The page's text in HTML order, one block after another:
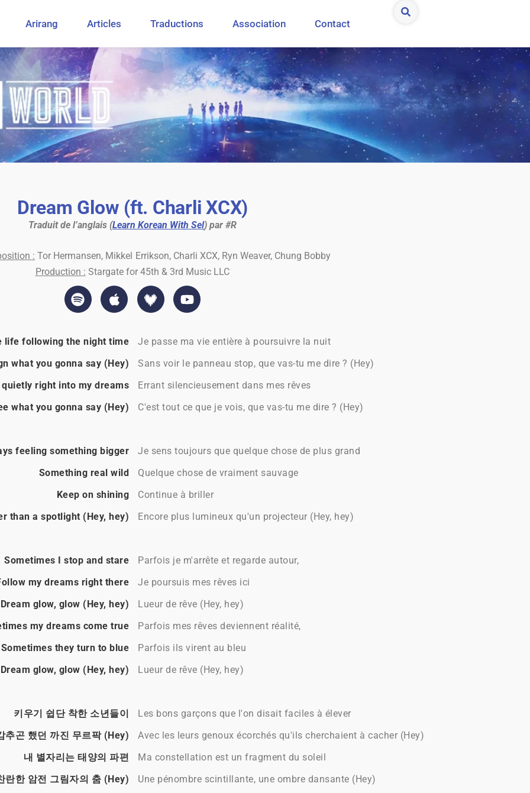
Arirang Articles Traductions Association Contact
Dream Glow (ft. Charli XCX)
Traduit de l’anglais (Learn Korean With Sel) par #R
: Tor Hermansen, Mikkel Errikson, Charli XCX, Ryn Weaver, Chung Bobby
Production : Stargate for 45th & 3rd Music LLC
life following the night time
Je passe ma vie entière à poursuivre la nuit
what you gonna say (Hey)
Sans voir le panneau stop, que vas-tu me dire ? (Hey)
quietly right into my dreams
Errant silencieusement dans mes rêves
what you gonna say (Hey)
C'est tout ce que je vois, que vas-tu me dire ? (Hey)
feeling something bigger
Je sens toujours que quelque chose de plus grand
Something real wild
Quelque chose de vraiment sauvage
Keep on shining
Continue à briller
than a spotlight (Hey, hey)
Encore plus lumineux qu'un projecteur (Hey, hey)
Sometimes I stop and stare
Parfois je m'arrête et regarde autour,
my dreams right there
Je poursuis mes rêves ici
Dream glow, glow (Hey, hey)
Lueur de rêve (Hey, hey)
my dreams come true
Parfois mes rêves deviennent réalité,
Sometimes they turn to blue
Parfois ils virent au bleu
Dream glow, glow (Hey, hey)
Lueur de rêve (Hey, hey)
키우기 쉽단 착한 소년들이
Les bons garçons que l'on disait faciles à élever
추곤 했던 까진 무르팍 (Hey)
Avec les leurs genoux écorchés qu'ils cherchaient à cacher (Hey)
내 별자리는 태양의 파편
Ma constellation est un fragment du soleil
란한 암전 그림자의 춤 (Hey)
Une pénombre scintillante, une ombre dansante (Hey)